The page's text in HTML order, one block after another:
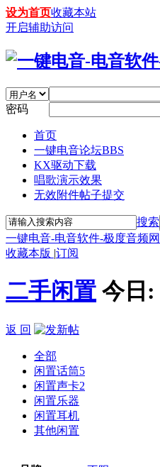
设为首页收藏本站
开启辅助访问
密码
首页
一键电音论坛BBS
KX驱动下载
唱歌演示效果
无效附件帖子提交
搜索
一键电音-电音软件-极度音频网
收藏本版 |订阅
二手闲置 今日:
返 回
全部
闲置话筒5
闲置声卡2
闲置乐器
闲置耳机
其他闲置